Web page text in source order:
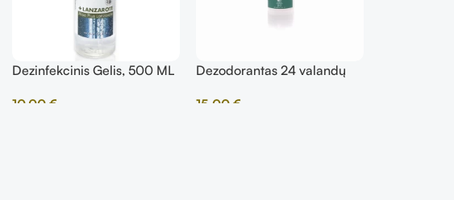
Dezinfekcinis Gelis, 500 ML
10,00 €
Dezodorantas 24 valandų
15,00 €